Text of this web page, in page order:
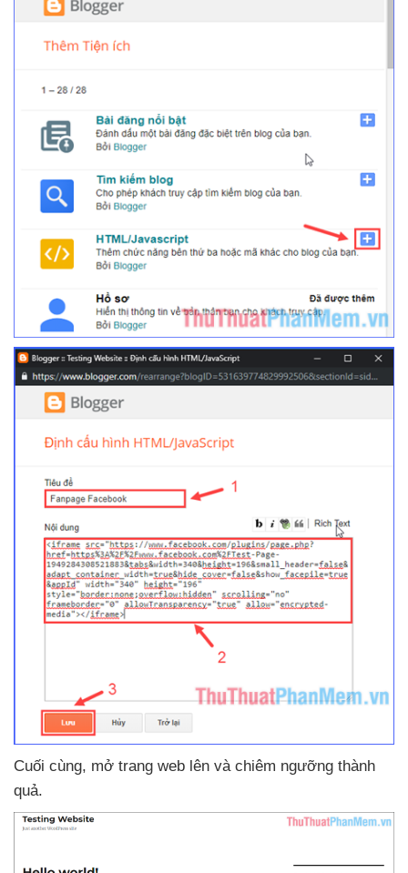
Cuối cùng, mở trang web lên và chiêm ngưỡng thành
quả.